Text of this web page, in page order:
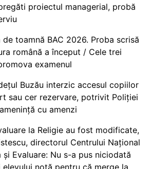
proiectul managerial, probă
de toamnă BAC 2026. Proba scrisă
română a început / Cele trei
examenul
Buzău interzic accesul copiilor
sau cer rezervare, potrivit Poliției
cu amenzi
la Religie au fost modificate,
directorul Centrului Național
Evaluare: Nu s-a pus niciodată
notă pentru că merge la